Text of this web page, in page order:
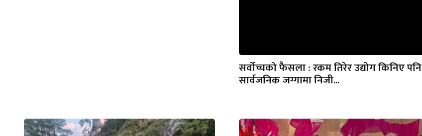
सर्वोच्चको फैसला : रकम तिरेर उद्योग किनिए पनि
सार्वजनिक जग्गामा निजी...